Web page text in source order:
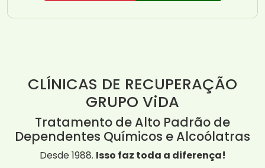
CLÍNICAS DE RECUPERAÇÃO
GRUPO ViDA
Tratamento de Alto Padrão de
Dependentes Químicos e Alcoólatras
Desde 1988. Isso faz toda a diferença!